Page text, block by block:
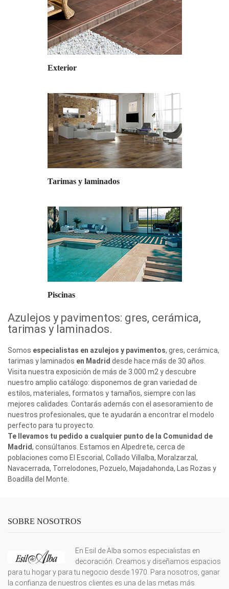
Exterior
Tarimas y laminados
Piscinas
Azulejos y pavimentos: gres, cerámica,
tarimas y laminados.
Somos especialistas en azulejos y pavimentos, gres, cerámica,
tarimas y laminados en Madrid desde hace más de 30 años.
Visita nuestra exposición de más de 3.000 m2 y descubre
nuestro amplio catálogo: disponemos de gran variedad de
estilos, materiales, formatos y tamaños, siempre con las
mejores calidades. Contarás además con el asesoramiento de
nuestros profesionales, que te ayudarán a encontrar el modelo
perfecto para tu proyecto.
Te llevamos tu pedido a cualquier punto de la Comunidad de
Madrid, consúltanos. Estamos en Alpedrete, cerca de
poblaciones como El Escorial, Collado Villalba, Moralzarzal,
Navacerrada, Torrelodones, Pozuelo, Majadahonda, Las Rozas y
Boadilla del Monte.
SOBRE NOSOTROS
En Esil de Alba somos especialistas en
decoración. Creamos y diseñamos espacios
para tu hogar y para tu negocio desde 1970. Para nosotros, ganar
la confianza de nuestros clientes es una de las metas más